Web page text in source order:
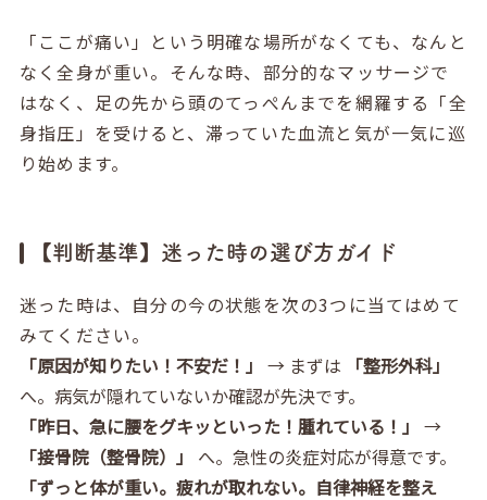
「ここが痛い」という明確な場所がなくても、なんと
なく全身が重い。そんな時、部分的なマッサージで
はなく、足の先から頭のてっぺんまでを網羅する「全
身指圧」を受けると、滞っていた血流と気が一気に巡
り始めます。
【判断基準】迷った時の選び方ガイド
迷った時は、自分の今の状態を次の3つに当てはめて
みてください。
「原因が知りたい！不安だ！」 → まずは
「整形外科」
へ。病気が隠れていないか確認が先決です。
「昨日、急に腰をグキッといった！腫れている！」 →
「接骨院（整骨院）」
へ。急性の炎症対応が得意です。
「ずっと体が重い。疲れが取れない。自律神経を整え